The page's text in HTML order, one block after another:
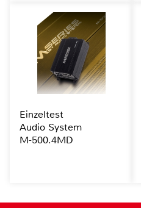
Einzeltest
Audio System
M-500.4MD